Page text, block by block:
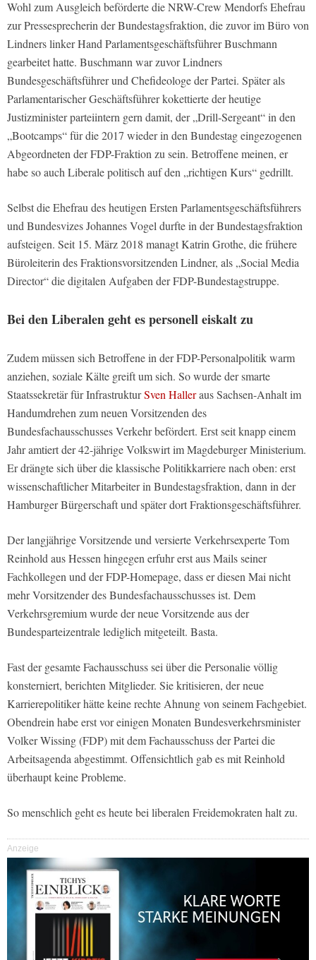
Wohl zum Ausgleich beförderte die NRW-Crew Mendorfs Ehefrau
zur Pressesprecherin der Bundestagsfraktion, die zuvor im Büro von
Lindners linker Hand Parlamentsgeschäftsführer Buschmann
gearbeitet hatte. Buschmann war zuvor Lindners
Bundesgeschäftsführer und Chefideologe der Partei. Später als
Parlamentarischer Geschäftsführer kokettierte der heutige
Justizminister parteiintern gern damit, der „Drill-Sergeant“ in den
„Bootcamps“ für die 2017 wieder in den Bundestag eingezogenen
Abgeordneten der FDP-Fraktion zu sein. Betroffene meinen, er
habe so auch Liberale politisch auf den „richtigen Kurs“ gedrillt.
Selbst die Ehefrau des heutigen Ersten Parlamentsgeschäftsführers
und Bundesvizes Johannes Vogel durfte in der Bundestagsfraktion
aufsteigen. Seit 15. März 2018 managt Katrin Grothe, die frühere
Büroleiterin des Fraktionsvorsitzenden Lindner, als „Social Media
Director“ die digitalen Aufgaben der FDP-Bundestagstruppe.
Bei den Liberalen geht es personell eiskalt zu
Zudem müssen sich Betroffene in der FDP-Personalpolitik warm
anziehen, soziale Kälte greift um sich. So wurde der smarte
Staatssekretär für InfrastrukturSven Halleraus Sachsen-Anhalt im
Handumdrehen zum neuen Vorsitzenden des
Bundesfachausschusses Verkehr befördert. Erst seit knapp einem
Jahr amtiert der 42-jährige Volkswirt im Magdeburger Ministerium.
Er drängte sich über die klassische Politikkarriere nach oben: erst
wissenschaftlicher Mitarbeiter in Bundestagsfraktion, dann in der
Hamburger Bürgerschaft und später dort Fraktionsgeschäftsführer.
Der langjährige Vorsitzende und versierte Verkehrsexperte Tom
Reinhold aus Hessen hingegen erfuhr erst aus Mails seiner
Fachkollegen und der FDP-Homepage, dass er diesen Mai nicht
mehr Vorsitzender des Bundesfachausschusses ist. Dem
Verkehrsgremium wurde der neue Vorsitzende aus der
Bundesparteizentrale lediglich mitgeteilt. Basta.
Fast der gesamte Fachausschuss sei über die Personalie völlig
konsterniert, berichten Mitglieder. Sie kritisieren, der neue
Karrierepolitiker hätte keine rechte Ahnung von seinem Fachgebiet.
Obendrein habe erst vor einigen Monaten Bundesverkehrsminister
Volker Wissing (FDP) mit dem Fachausschuss der Partei die
Arbeitsagenda abgestimmt. Offensichtlich gab es mit Reinhold
überhaupt keine Probleme.
So menschlich geht es heute bei liberalen Freidemokraten halt zu.
Anzeige